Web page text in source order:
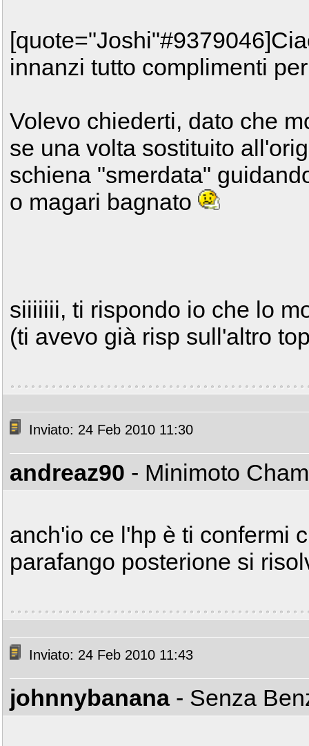
innanzi tutto complimenti
Volevo chiederti, dato che
se una volta sostituito
schiena "smerdata"
o magari bagnato
siiiiiii, ti rispondo io che lo
(ti avevo già risp sull'altro
Inviato: 24 Feb 2010 11:30
andreaz90 - Minimoto
anch'io ce l'hp è ti confermi
parafango posterione si
Inviato: 24 Feb 2010 11:43
johnnybanana - Senza